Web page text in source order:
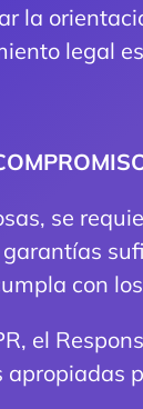
la
legal
se
con
el